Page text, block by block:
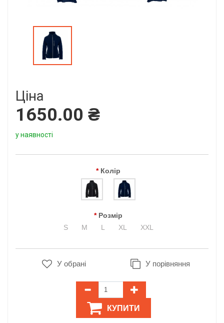
Ціна
1650.00 ₴
у наявності
Колір
Розмір
S
M L XL XXL
У обрані У порівняння
КУПИТИ